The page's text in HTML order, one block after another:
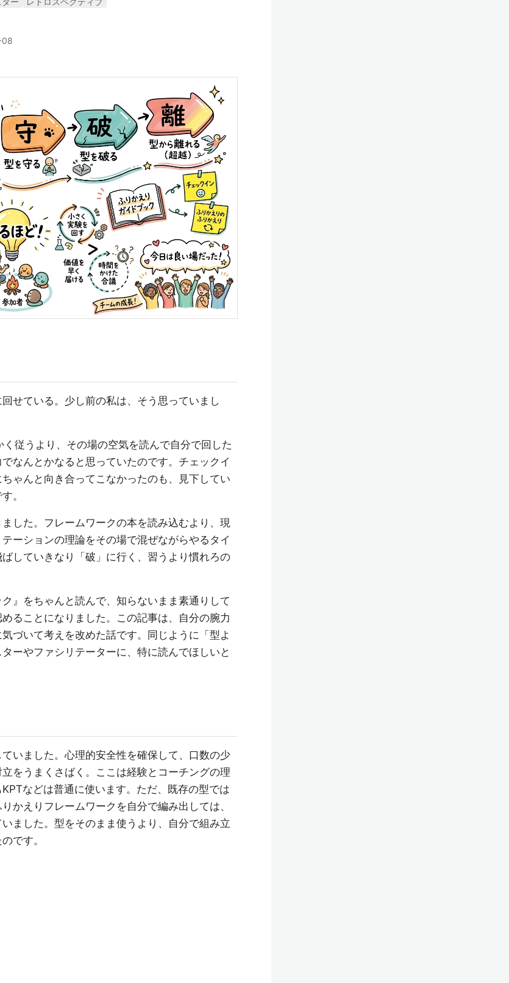
せている。少し前の私は、そう思っていまし
従うより、その場の空気を読んで自分で回した
なんとかなると思っていたのです。チェックイ
ゃんと向き合ってこなかったのも、見下してい
。
した。フレームワークの本を読み込むより、現
ーションの理論をその場で混ぜながらやるタイ
していきなり「破」に行く、習うより慣れろの
』をちゃんと読んで、知らないまま素通りして
ることになりました。この記事は、自分の腕力
づいて考えを改めた話です。同じように「型よ
ーやファシリテーターに、特に読んでほしいと
いました。心理的安全性を確保して、口数の少
をうまくさばく。ここは経験とコーチングの理
などは普通に使います。ただ、既存の型では
かえりフレームワークを自分で編み出しては、
ました。型をそのまま使うより、自分で組み立
です。